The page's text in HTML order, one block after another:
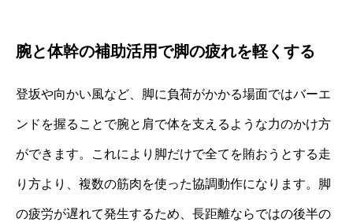
腕と体幹の補助活用で脚の疲れを軽くする
登坂や向かい風など、脚に負荷がかかる場面ではバーエ
ンドを握ることで腕と肩で体を支えるような力のかけ方
ができます。これにより脚だけで全てを賄おうとする走
り方より、複数の筋肉を使った協調動作になります。脚
の疲労が遅れて発生するため、長距離ならではの後半の